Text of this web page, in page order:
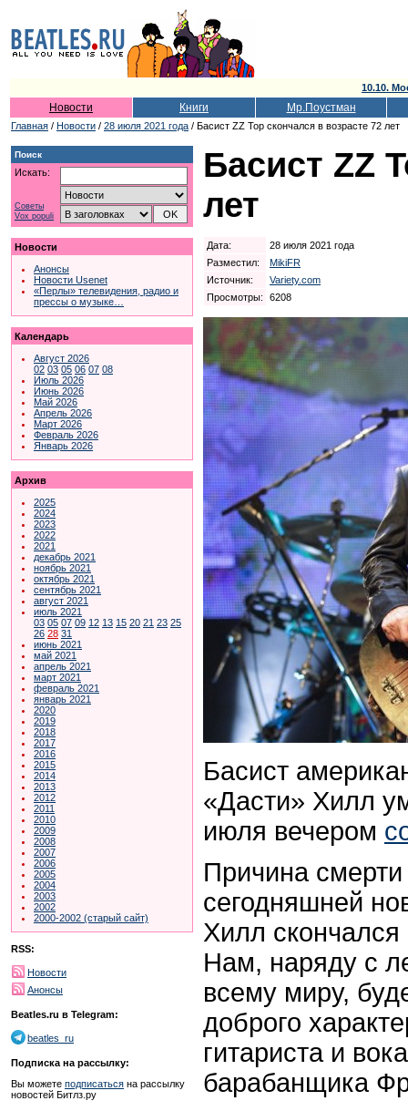
10.10.
Новости Книги Мр.Поустман
Главная / Новости / 28 июля 2021 года / Басист ZZ Top скончался в возрасте 72 лет
Поиск
Искать:
Советы
Vox populi
Новости
Анонсы
Новости Usenet
«Перлы» телевидения, радио и
прессы о музыке…
Календарь
Август 2026
02 03 05 06 07 08
Июль 2026
Июнь 2026
Май 2026
Апрель 2026
Март 2026
Февраль 2026
Январь 2026
Архив
2025
2024
2023
2022
2021
декабрь 2021
ноябрь 2021
октябрь 2021
сентябрь 2021
август 2021
июль 2021
03 05 07 09 12 13 15 20 21 23 25
26 28 31
июнь 2021
май 2021
апрель 2021
март 2021
февраль 2021
январь 2021
2020
2019
2018
2017
2016
2015
2014
2013
2012
2011
2010
2009
2008
2007
2006
2005
2004
2003
2002
2000-2002 (старый сайт)
RSS:
Новости
Анонсы
Beatles.ru в Telegram:
beatles_ru
Подписка на рассылку:
Вы можете подписаться на рассылку
новостей Битлз.ру
Басист ZZ
лет
Дата:
28 июля 2021 года
Разместил:
MikiFR
Источник:
Variety.com
Просмотры:
6208
Басист
«Дасти» Хилл
июля вечером
Причина
сегодняшней
Хилл
Нам, наряду с
всему миру,
доброго
гитариста и
барабанщика